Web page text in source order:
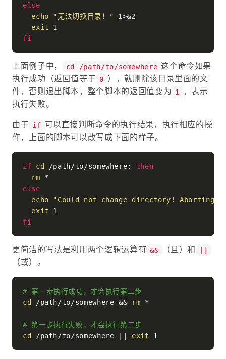
else
echo
"无法切换目录！" 1>&2
exit
fi
上面例子中， cd /path/to/somewhere 这个命令如果
执行成功（返回值等于 0 ），就删除该目录里面的文
件，否则退出脚本，整个脚本的返回值变为 1
，表示
执行失败。
由于 if 可以直接判断命令的执行结果，执行相应的操
作，上面的脚本可以改写成下面的样子。
if cd /path/to/somewhere; then
rm
else
echo
"Could not change directory! Aborting."
exit
fi
更简洁的写法是利用两个逻辑运算符 && （且）和 ||
（或）。
# 第一步执行成功，才会执行第二步
cd
/path/to/somewhere && rm *
# 第一步执行失败，才会执行第二步
cd
/path/to/somewhere || exit